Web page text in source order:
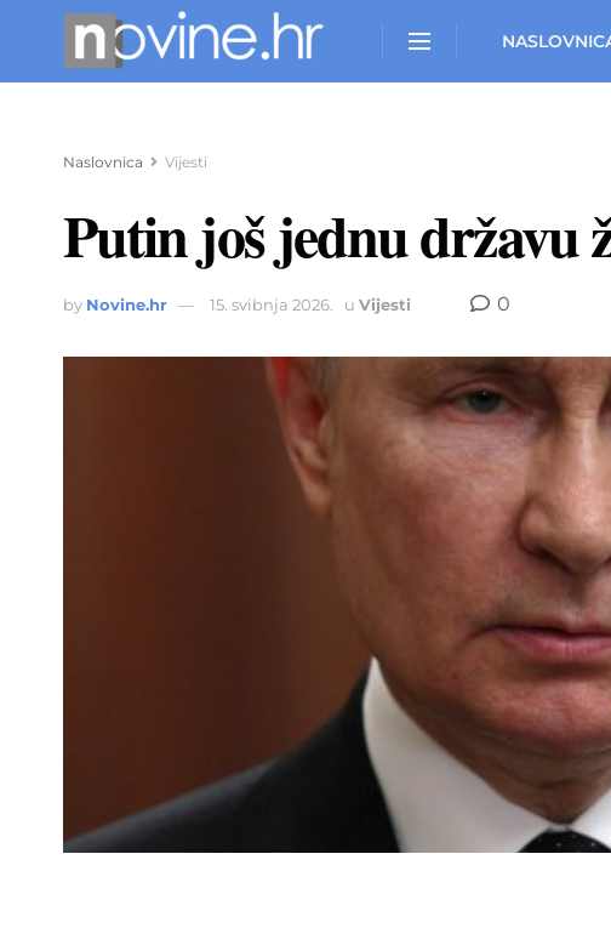
Naslovnica Vijesti
Putin još jednu državu
by Novine.hr 15. svibnja 2026. u Vijesti 0